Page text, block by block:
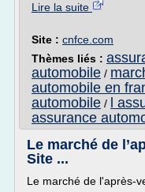
Lire la suite
Site : cnfce.com
Thèmes liés :
automobile /
automobile en
automobile / l
assurance
Le marché de
Site ...
Le marché de l'après-